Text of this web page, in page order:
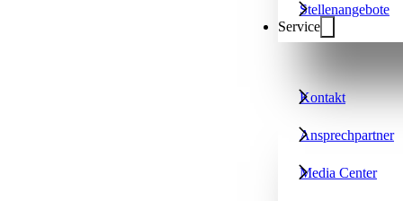
Stellenangebote
Service
Kontakt
Ansprechpartner
Media Center